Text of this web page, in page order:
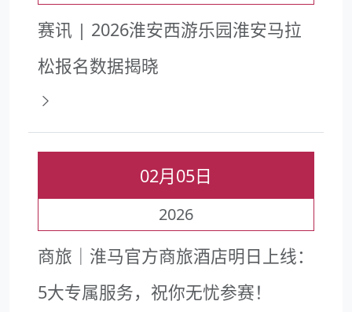
赛讯 | 2026淮安西游乐园淮安马拉
松报名数据揭晓
02月05日
2026
商旅｜淮马官方商旅酒店明日上线：
5大专属服务，祝你无忧参赛！